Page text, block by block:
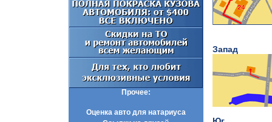
Прочее:
Оценка авто для натариуса
Запад